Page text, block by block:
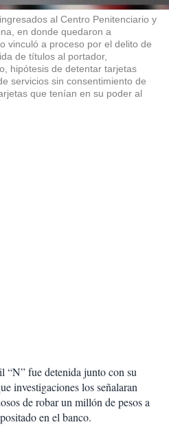
al Centro Penitenciario y
en donde quedaron a
vinculó a proceso por el delito de
de títulos al portador,
hipótesis de detentar tarjetas
servicios sin consentimiento de
que tenían en su poder al
“N” fue detenida junto con su
investigaciones los señalaran
de robar un millón de pesos a
en el banco.